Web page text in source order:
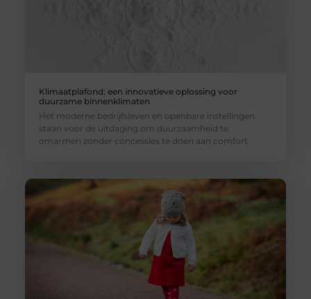
Klimaatplafond: een innovatieve oplossing voor
duurzame binnenklimaten
Het moderne bedrijfsleven en openbare instellingen
staan voor de uitdaging om duurzaamheid te
omarmen zonder concessies te doen aan comfort